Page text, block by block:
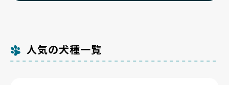
人気の犬種一覧